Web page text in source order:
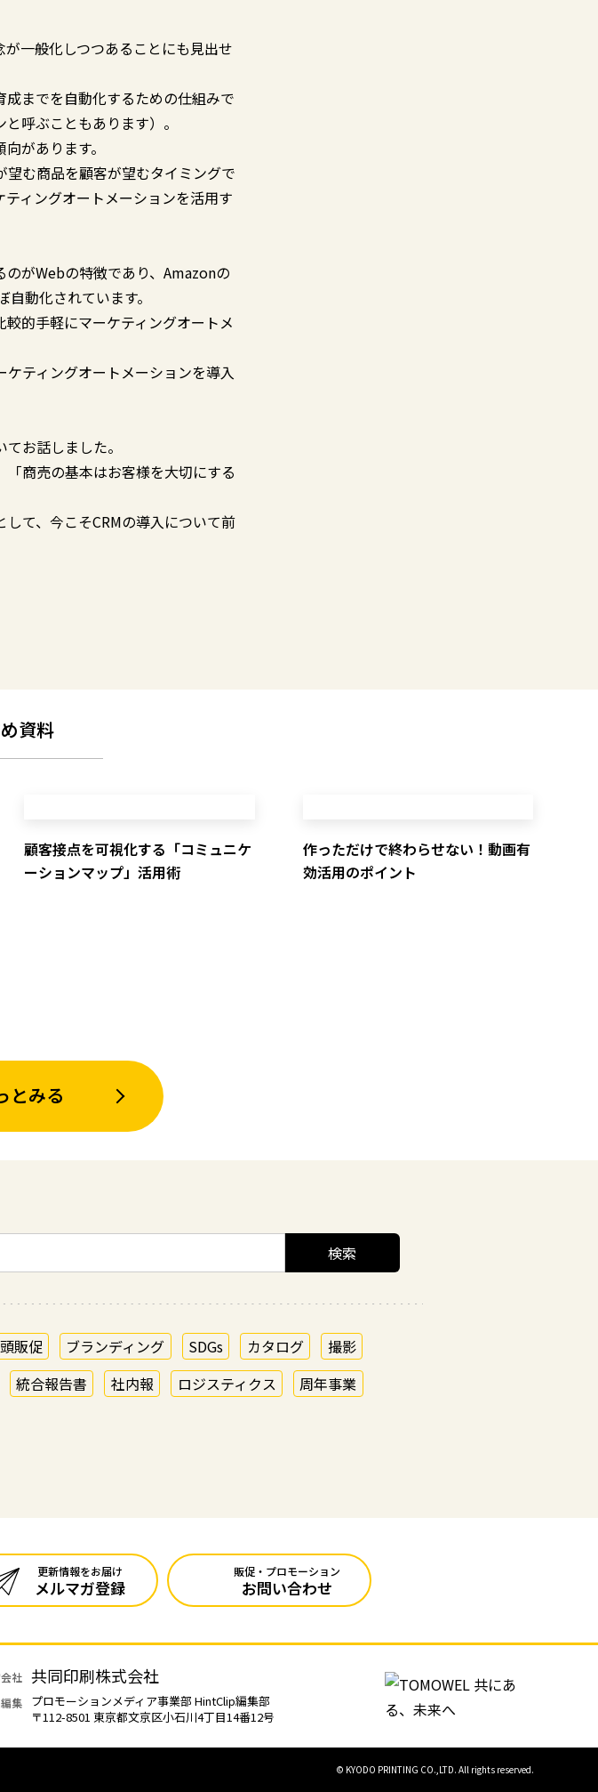
一般化しつつあることにも見出せ
までを自動化するための仕組みで
呼ぶこともあります）。
があります。
む商品を顧客が望むタイミングで
ィングオートメーションを活用す
がWebの特徴であり、Amazonの
動化されています。
的手軽にマーケティングオートメ
ティングオートメーションを導入
お話しました。
商売の基本はお客様を大切にする
て、今こそCRMの導入について前
資料
顧客接点を可視化する「コミュニケ
ーションマップ」活用術
作っただけで終わらせない！動画有
効活用のポイント
とみる
販促 ブランディング SDGs カタログ
撮影
統合報告書 社内報 ロジスティクス
周年事業
更新情報をお届け
メルマガ登録
販促・プロモーション
お問い合わせ
社 共同印刷株式会社
集
プロモーションメディア事業部 HintClip編集部
〒112-8501 東京都文京区小石川4丁目14番12号
© KYODO PRINTING CO.,LTD. All rights reserved.